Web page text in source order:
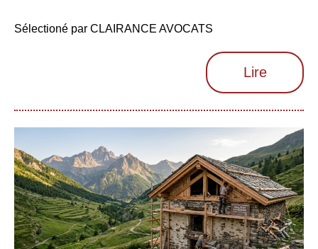
Sélectioné par CLAIRANCE AVOCATS
Lire